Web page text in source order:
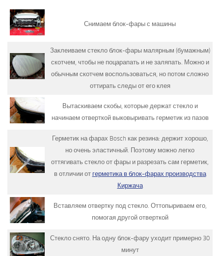
Снимаем блок-фары с машины
Заклеиваем стекло блок-фары малярным (бумажным)
скотчем, чтобы не поцарапать и не заляпать. Можно и
обычным скотчем воспользоваться, но потом сложно
оттирать следы от его клея
Вытаскиваем скобы, которые держат стекло и
начинаем отверткой выковыривать герметик из пазов
Герметик на фарах Bosch как резина: держит хорошо,
но очень эластичный. Поэтому можно легко
оттягивать стекло от фары и разрезать сам герметик,
в отличии от герметика в блок-фарах производства
Киржача
Вставляем отвертку под стекло. Оттопыриваем его,
помогая другой отверткой
Стекло снято. На одну блок-фару уходит примерно 30
минут